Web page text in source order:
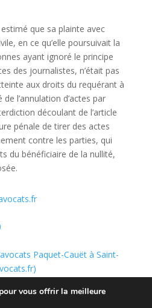
que sa plainte avec
en ce qu’elle poursuivait la
ayant ignoré le principe
des journalistes, n’était pas
aux droits du requérant à
l’annulation d’actes par
découlant de l’article
pénale de tirer des actes
contre les parties, qui
du bénéficiaire de la nullité,
Paquet-Cauët à Saint-
vous offrir la meilleure